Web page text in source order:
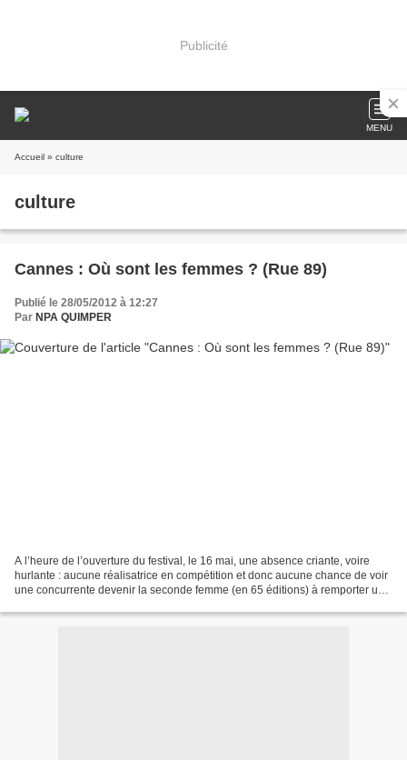
Publicité
MENU
Accueil » culture
culture
Cannes : Où sont les femmes ? (Rue 89)
Publié le 28/05/2012 à 12:27
Par NPA QUIMPER
A l’heure de l’ouverture du festival, le 16 mai, une absence criante, voire
hurlante : aucune réalisatrice en compétition et donc aucune chance de voir
une concurrente devenir la seconde femme (en 65 éditions) à remporter une